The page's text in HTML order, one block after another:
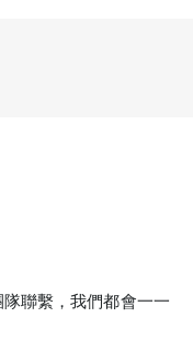
聯繫，我們都會一一